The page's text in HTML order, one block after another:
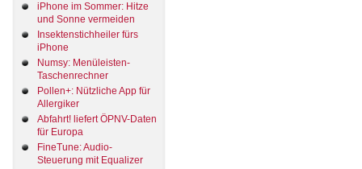
iPhone im Sommer: Hitze
und Sonne vermeiden
Insektenstichheiler fürs
iPhone
Numsy: Menüleisten-
Taschenrechner
Pollen+: Nützliche App für
Allergiker
Abfahrt! liefert ÖPNV-Daten
für Europa
FineTune: Audio-
Steuerung mit Equalizer